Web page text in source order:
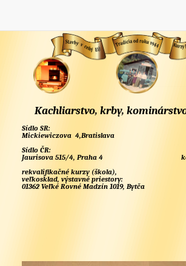
Kachliarstvo, krby,
Sídlo SR:
Mickiewiczova 4,Bratislava
Sídlo ČR:
Jaurisova 515/4, Praha 4
rekvalifikačné kurzy (škola),
veľkosklad, výstavné priestory:
01362 Veľké Rovné Madzín 1019, Bytča